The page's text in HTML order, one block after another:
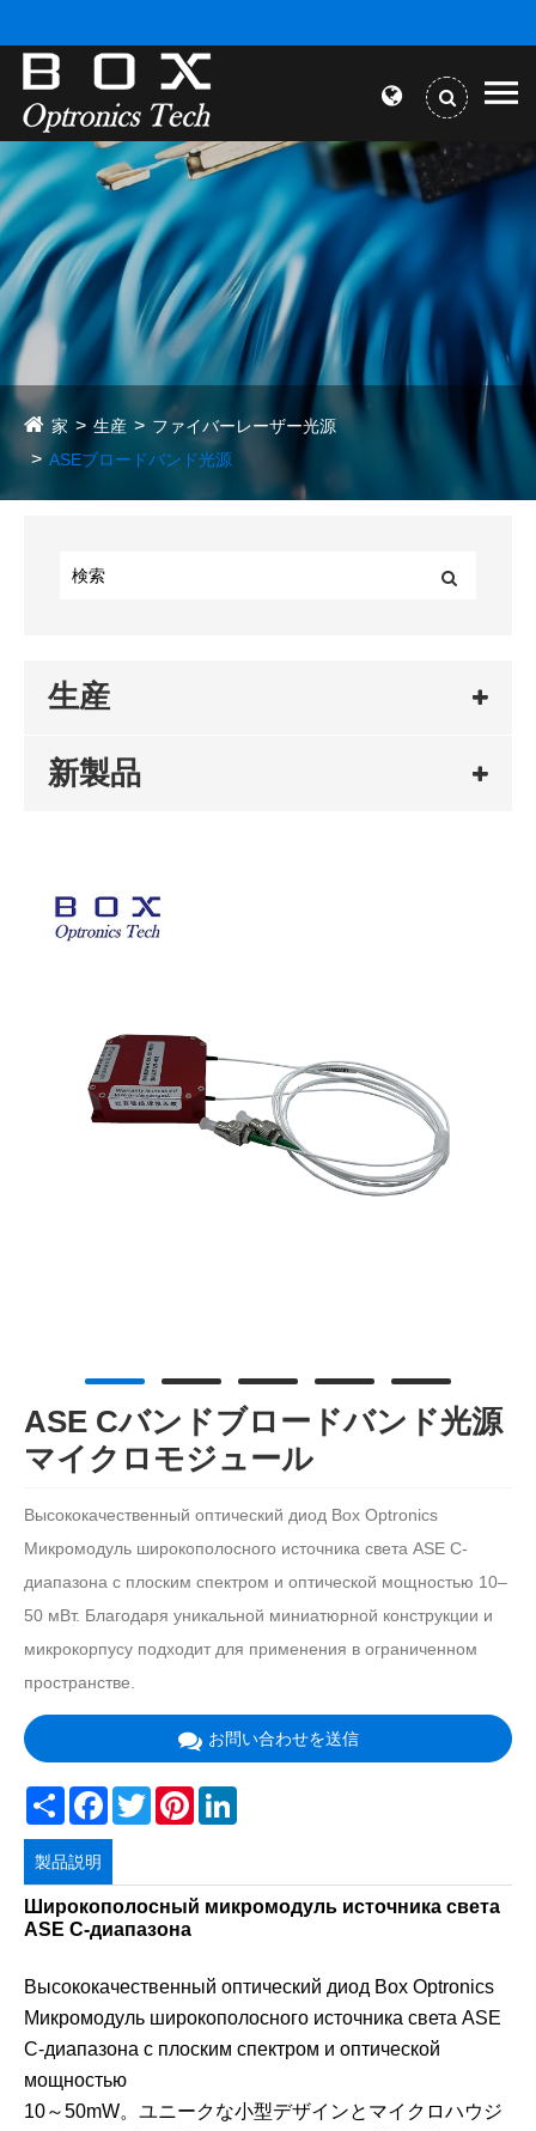
家 生産
ファイバーレーザー光源
ASEブロードバンド光源
生産
新製品
ASE Cバンドブロードバンド光源
マイクロモジュール
Высококачественный оптический диод Box Optronics
Микромодуль широкополосного источника света ASE C-
диапазона с плоским спектром и оптической мощностью 10–
50 мВт. Благодаря уникальной миниатюрной конструкции и
микрокорпусу подходит для применения в ограниченном
пространстве.
お問い合わせを送信
Share Facebook
TwitterPinterest
製品説明
Широкополосный микромодуль источника света
ASE C-диапазона
Высококачественный оптический диод Box Optronics
Микромодуль широкополосного источника света ASE
C-диапазона с плоским спектром и оптической
мощностью
10～50mW。ユニークな小型デザインとマイクロハウジ